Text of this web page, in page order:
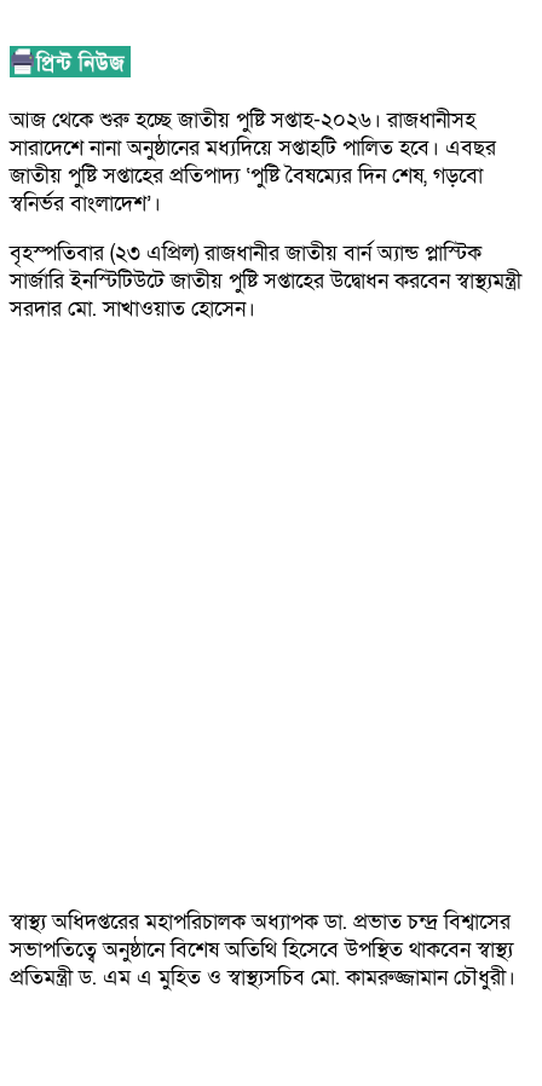
আজ থেকে শুরু হচ্ছে জাতীয় পুষ্টি সপ্তাহ-২০২৬। রাজধানীসহ
সারাদেশে নানা অনুষ্ঠানের মধ্যদিয়ে সপ্তাহটি পালিত হবে। এবছর
জাতীয় পুষ্টি সপ্তাহের প্রতিপাদ্য ‘পুষ্টি বৈষম্যের দিন শেষ, গড়বো
স্বনির্ভর বাংলাদেশ’।
বৃহস্পতিবার (২৩ এপ্রিল) রাজধানীর জাতীয় বার্ন অ্যান্ড প্লাস্টিক
সার্জারি ইনস্টিটিউটে জাতীয় পুষ্টি সপ্তাহের উদ্বোধন করবেন স্বাস্থ্যমন্ত্রী
সরদার মো. সাখাওয়াত হোসেন।
স্বাস্থ্য অধিদপ্তরের মহাপরিচালক অধ্যাপক ডা. প্রভাত চন্দ্র বিশ্বাসের
সভাপতিত্বে অনুষ্ঠানে বিশেষ অতিথি হিসেবে উপস্থিত থাকবেন স্বাস্থ্য
প্রতিমন্ত্রী ড. এম এ মুহিত ও স্বাস্থ্যসচিব মো. কামরুজ্জামান চৌধুরী।